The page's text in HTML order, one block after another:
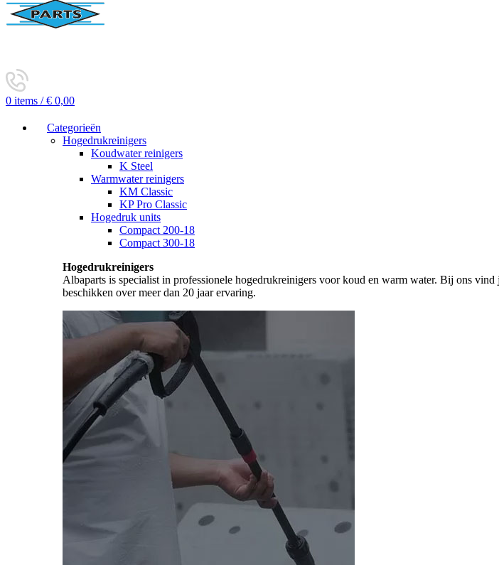
0 items / € 0,00
Categorieën
Hogedrukreinigers
Koudwater reinigers
K Steel
Warmwater reinigers
KM Classic
KP Pro Classic
Hogedruk units
Compact 200-18
Compact 300-18
Hogedrukreinigers
Albaparts is specialist in professionele hogedrukreinigers voor koud en warm water. Bij ons
beschikken over meer dan 20 jaar ervaring.